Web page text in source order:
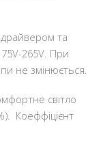
та
265V. При
не змінюється.
світло
Коеффіцієнт